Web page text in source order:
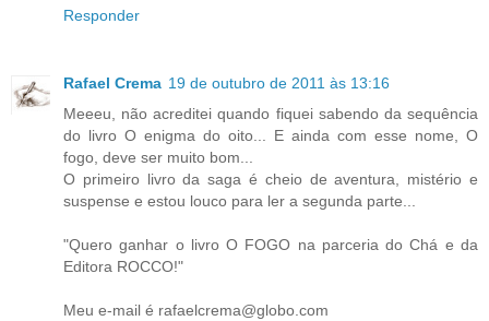
Responder
Rafael Crema 19 de outubro de 2011 às 13:16
Meeeu, não acreditei quando fiquei sabendo da sequência
do livro O enigma do oito... E ainda com esse nome, O
fogo, deve ser muito bom...
O primeiro livro da saga é cheio de aventura, mistério e
suspense e estou louco para ler a segunda parte...
"Quero ganhar o livro O FOGO na parceria do Chá e da
Editora ROCCO!"
Meu e-mail é rafaelcrema@globo.com